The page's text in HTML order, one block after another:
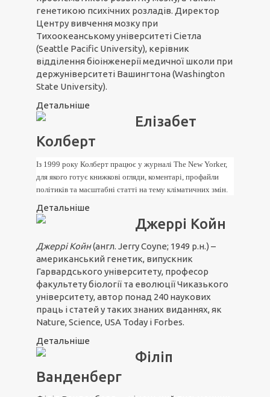
генетикою психічних розладів. Директор
Центру вивчення мозку при
Тихоокеанському університеті Сіетла
(Seattle Pacific University), керівник
відділення біоінженерії медичної школи при
держуніверситеті Вашингтона (Washington
State University).
Детальніше
Елізабет
Колберт
Із 1999 року Колберт працює у журналі The New Yorker,
для якого готує книжкові огляди, коментарі, профайли
політиків та масштабні статті на тему кліматичних змін.
Детальніше
Джеррі Койн
Джеррі Койн(англ. Jerry Coyne; 1949 р.н.) –
американський генетик, випускник
Гарвардського університету, професор
факультету біології та еволюції Чиказького
університету, автор понад 240 наукових
праць і статей у таких знаних виданнях, як
Nature, Science, USA Today і Forbes.
Детальніше
Філіп
Ванденберг